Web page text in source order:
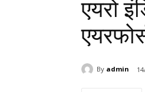
एयरो
By admin